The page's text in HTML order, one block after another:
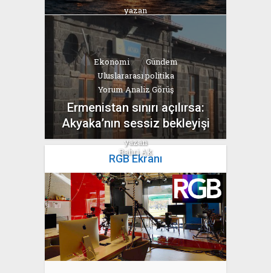
yazan
Bahri Ak
Ekonomi
Gündem
Uluslararası politika
Yorum Analiz Görüş
Ermenistan sınırı açılırsa:
Akyaka’nın sessiz bekleyişi
yazan
Bahri Ak
RGB Ekranı